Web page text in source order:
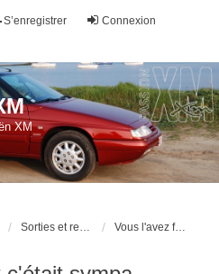
Connexion
S’enregistrer
XM
Sorties et rencontres Vous l'avez fait et c'était sympa